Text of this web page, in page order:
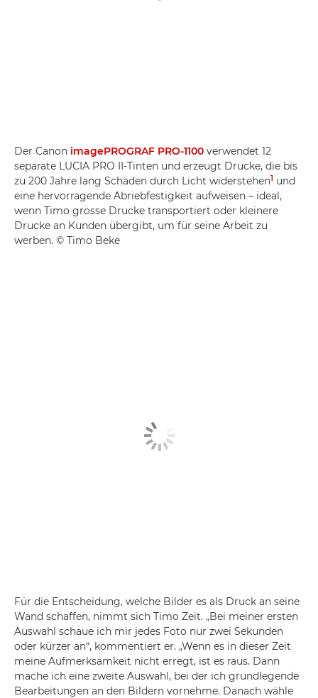
Der Canon imagePROGRAF PRO-1100 verwendet 12
separate LUCIA PRO II-Tinten und erzeugt Drucke, die bis
zu 200 Jahre lang Schäden durch Licht widerstehen1 und
eine hervorragende Abriebfestigkeit aufweisen – ideal,
wenn Timo grosse Drucke transportiert oder kleinere
Drucke an Kunden übergibt, um für seine Arbeit zu
werben. © Timo Beke
Für die Entscheidung, welche Bilder es als Druck an seine
Wand schaffen, nimmt sich Timo Zeit. „Bei meiner ersten
Auswahl schaue ich mir jedes Foto nur zwei Sekunden
oder kürzer an“, kommentiert er. „Wenn es in dieser Zeit
meine Aufmerksamkeit nicht erregt, ist es raus. Dann
mache ich eine zweite Auswahl, bei der ich grundlegende
Bearbeitungen an den Bildern vornehme. Danach wähle